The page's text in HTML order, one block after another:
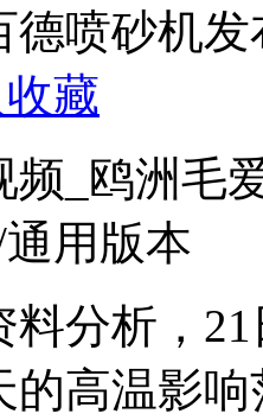
德喷砂机发
藏
频_鸥洲毛
用版本
料分析，
的高温影